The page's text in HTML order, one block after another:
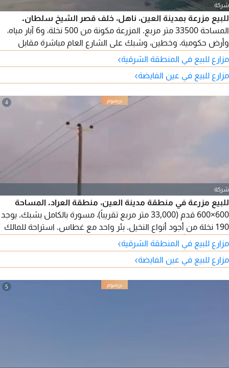
شركة
للبيع مزرعة بمدينة العين، ناهل، خلف قصر الشيخ سلطان.
المساحة 33500 متر مربع. المزرعة مكونة من 500 نخلة، و6 آبار مياه،
وأرض حكومية، وخطين، وشبك على الشارع العام مباشرة مقابل
الشعبية. مطلوب 2.2 مليون درهم.
مزارع للبيع في المنطقة الشرقية›
مزارع للبيع في عين الفايضة›
4
شركة
للبيع مزرعة في منطقة مدينة العين، منطقة العراد. المساحة
600×600 قدم (33,000 متر مربع تقريباً)، مسورة بالكامل بشبك. يوجد
190 نخلة من أجود أنواع النخيل. بئر واحد مع غطاس. استراحة للمالك
درهم قابلة للتفاوض.
مزارع للبيع في المنطقة الشرقية›
مزارع للبيع في عين الفايضة›
5